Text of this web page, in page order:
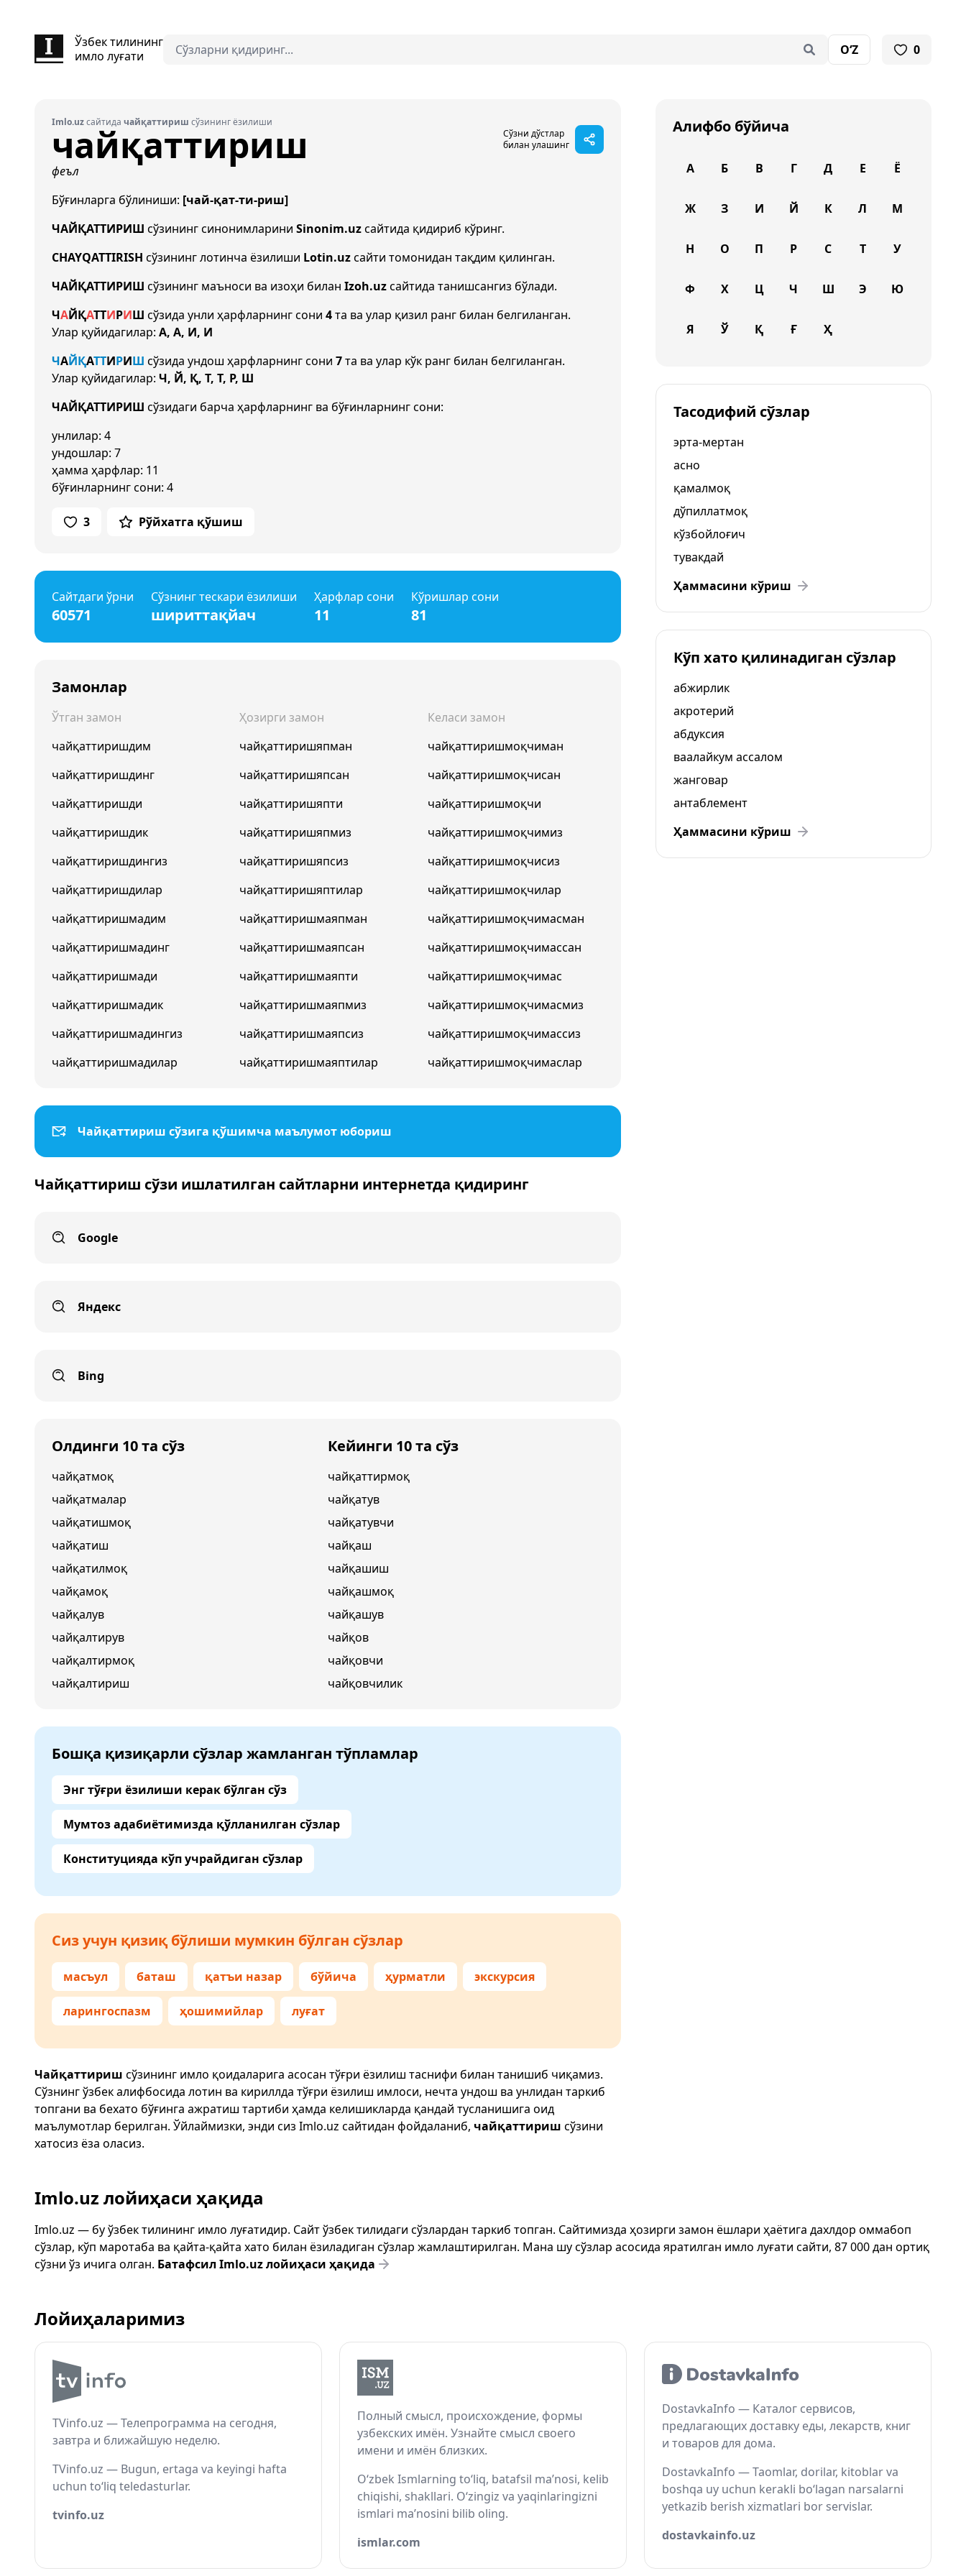
Ўзбек тилининг
имло луғати
O‘Z 0
Imlo.uzсайтида чайқаттириш сўзининг ёзилиши
чайқаттириш
Сўзни дўстлар
билан улашинг
феъл
Бўғинларга бўлиниши: [чай-қат-ти-риш]
ЧАЙҚАТТИРИШ сўзининг синонимларини Sinonim.uzсайтида қидириб кўринг.
CHAYQATTIRISH сўзининг лотинча ёзилиши Lotin.uzсайти томонидан тақдим қилинган.
ЧАЙҚАТТИРИШ сўзининг маъноси ва изоҳи билан Izoh.uzсайтида танишсангиз бўлади.
ЧАЙҚАТТИРИШ сўзида унли ҳарфларнинг сони 4та ва улар қизил ранг билан белгиланган.
Улар қуйидагилар: А, А, И, И
ЧАЙҚАТТИРИШ сўзида ундош ҳарфларнинг сони 7та ва улар кўк ранг билан белгиланган.
Улар қуйидагилар: Ч, Й, Қ, Т, Т, Р, Ш
ЧАЙҚАТТИРИШ сўзидаги барча ҳарфларнинг ва бўғинларнинг сони:
унлилар: 4
ундошлар: 7
ҳамма ҳарфлар: 11
бўғинларнинг сони: 4
3 Рўйхатга қўшиш
Сайтдаги ўрни
60571
Сўзнинг тескари ёзилиши
шириттақйач
Ҳарфлар сони
11
Кўришлар сони
81
Замонлар
Ўтган замон
чайқаттиришдим
чайқаттиришдинг
чайқаттиришди
чайқаттиришдик
чайқаттиришдингиз
чайқаттиришдилар
чайқаттиришмадим
чайқаттиришмадинг
чайқаттиришмади
чайқаттиришмадик
чайқаттиришмадингиз
чайқаттиришмадилар
Ҳозирги замон
чайқаттиришяпман
чайқаттиришяпсан
чайқаттиришяпти
чайқаттиришяпмиз
чайқаттиришяпсиз
чайқаттиришяптилар
чайқаттиришмаяпман
чайқаттиришмаяпсан
чайқаттиришмаяпти
чайқаттиришмаяпмиз
чайқаттиришмаяпсиз
чайқаттиришмаяптилар
Келаси замон
чайқаттиришмоқчиман
чайқаттиришмоқчисан
чайқаттиришмоқчи
чайқаттиришмоқчимиз
чайқаттиришмоқчисиз
чайқаттиришмоқчилар
чайқаттиришмоқчимасман
чайқаттиришмоқчимассан
чайқаттиришмоқчимас
чайқаттиришмоқчимасмиз
чайқаттиришмоқчимассиз
чайқаттиришмоқчимаслар
Чайқаттириш сўзига қўшимча маълумот юбориш
Чайқаттириш сўзи ишлатилган сайтларни интернетда қидиринг
Google
Яндекс
Bing
Олдинги 10 та сўз
чайқатмоқ
чайқатмалар
чайқатишмоқ
чайқатиш
чайқатилмоқ
чайқамоқ
чайқалув
чайқалтирув
чайқалтирмоқ
чайқалтириш
Кейинги 10 та сўз
чайқаттирмоқ
чайқатув
чайқатувчи
чайқаш
чайқашиш
чайқашмоқ
чайқашув
чайқов
чайқовчи
чайқовчилик
Бошқа қизиқарли сўзлар жамланган тўпламлар
Энг тўғри ёзилиши керак бўлган сўз
Мумтоз адабиётимизда қўлланилган сўзлар
Конституцияда кўп учрайдиган сўзлар
Сиз учун қизиқ бўлиши мумкин бўлган сўзлар
масъул баташ қатъи назар бўйича ҳурматли экскурсия
ларингоспазм ҳошимийлар луғат
Чайқаттириш сўзининг имло қоидаларига асосан тўғри ёзилиш таснифи билан танишиб чиқамиз.
Сўзнинг ўзбек алифбосида лотин ва кириллда тўғри ёзилиш имлоси, нечта ундош ва унлидан таркиб
топгани ва бехато бўғинга ажратиш тартиби ҳамда келишикларда қандай тусланишига оид
маълумотлар берилган. Ўйлаймизки, энди сиз Imlo.uz сайтидан фойдаланиб, чайқаттириш сўзини
хатосиз ёза оласиз.
Алифбо бўйича
А Б В Г Д Е Ё
Ж З И Й К Л М
Н О П Р С Т У
Ф Х Ц Ч Ш Э Ю
Я Ў Қ Ғ Ҳ
Тасодифий сўзлар
эрта-мертан
асно
қамалмоқ
дўпиллатмоқ
кўзбойлоғич
тувакдай
Ҳаммасини кўриш
Кўп хато қилинадиган сўзлар
абжирлик
акротерий
абдуксия
ваалайкум ассалом
жанговар
антаблемент
Ҳаммасини кўриш
Imlo.uz лойиҳаси ҳақида
Imlo.uz — бу ўзбек тилининг имло луғатидир. Сайт ўзбек тилидаги сўзлардан таркиб топган. Сайтимизда ҳозирги замон ёшлари ҳаётига дахлдор оммабоп
сўзлар, кўп маротаба ва қайта-қайта хато билан ёзиладиган сўзлар жамлаштирилган. Мана шу сўзлар асосида яратилган имло луғати сайти, 87 000 дан ортиқ
сўзни ўз ичига олган. Батафсил Imlo.uz лойиҳаси ҳақида
Лойиҳаларимиз
TVinfo.uz — Телепрограмма на сегодня,
завтра и ближайшую неделю.
TVinfo.uz — Bugun, ertaga va keyingi hafta
uchun to‘liq teledasturlar.
tvinfo.uz
Полный смысл, происхождение, формы
узбекских имён. Узнайте смысл своего
имени и имён близких.
O‘zbek Ismlarning to‘liq, batafsil ma’nosi, kelib
chiqishi, shakllari. O‘zingiz va yaqinlaringizni
ismlari ma’nosini bilib oling.
ismlar.com
DostavkaInfo — Каталог сервисов,
предлагающих доставку еды, лекарств, книг
и товаров для дома.
DostavkaInfo — Taomlar, dorilar, kitoblar va
boshqa uy uchun kerakli bo‘lagan narsalarni
yetkazib berish xizmatlari bor servislar.
dostavkainfo.uz